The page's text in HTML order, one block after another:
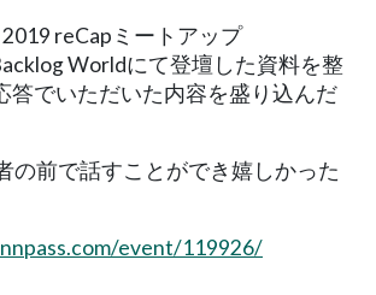
reCapミートアップ
Worldにて登壇した資料を整
答でいただいた内容を盛り込んだ
の前で話すことができ嬉しかった
event/119926/